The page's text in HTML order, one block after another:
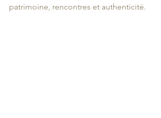
patrimoine, rencontres et authenticité.